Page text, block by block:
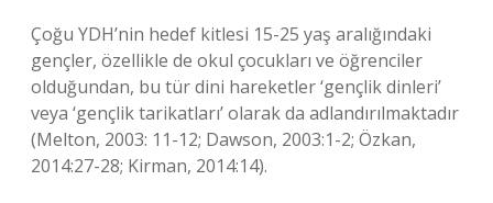
Çoğu YDH’nin hedef kitlesi 15-25 yaş aralığındaki
gençler, özellikle de okul çocukları ve öğrenciler
olduğundan, bu tür dini hareketler ‘gençlik dinleri’
veya ‘gençlik tarikatları’ olarak da adlandırılmaktadır
(Melton, 2003: 11-12; Dawson, 2003:1-2; Özkan,
2014:27-28; Kirman, 2014:14).